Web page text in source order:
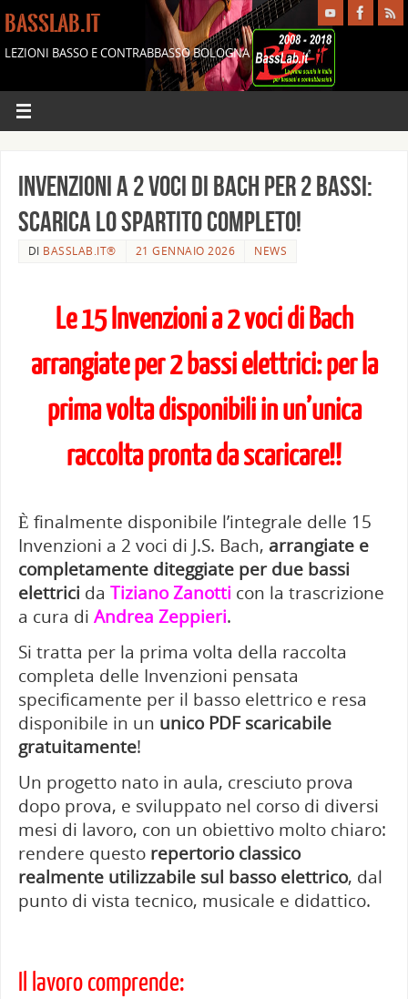
BASSLAB.IT
LEZIONI BASSO E CONTRABBASSO BOLOGNA
Invenzioni a 2 voci di Bach per 2 bassi:
scarica lo spartito completo!
DI BASSLAB.IT® 21 GENNAIO 2026 NEWS
Le 15 Invenzioni a 2 voci di Bach
arrangiate per 2 bassi elettrici: per la
prima volta disponibili in un’unica
raccolta pronta da scaricare!!
È finalmente disponibile l’integrale delle 15
Invenzioni a 2 voci di J.S. Bach, arrangiate e
completamente diteggiate per due bassi
elettrici da Tiziano Zanotti con la trascrizione
a cura di Andrea Zeppieri.
Si tratta per la prima volta della raccolta
completa delle Invenzioni pensata
specificamente per il basso elettrico e resa
disponibile in un unico PDF scaricabile
gratuitamente!
Un progetto nato in aula, cresciuto prova
dopo prova, e sviluppato nel corso di diversi
mesi di lavoro, con un obiettivo molto chiaro:
rendere questo repertorio classico
realmente utilizzabile sul basso elettrico, dal
punto di vista tecnico, musicale e didattico.
Il lavoro comprende: